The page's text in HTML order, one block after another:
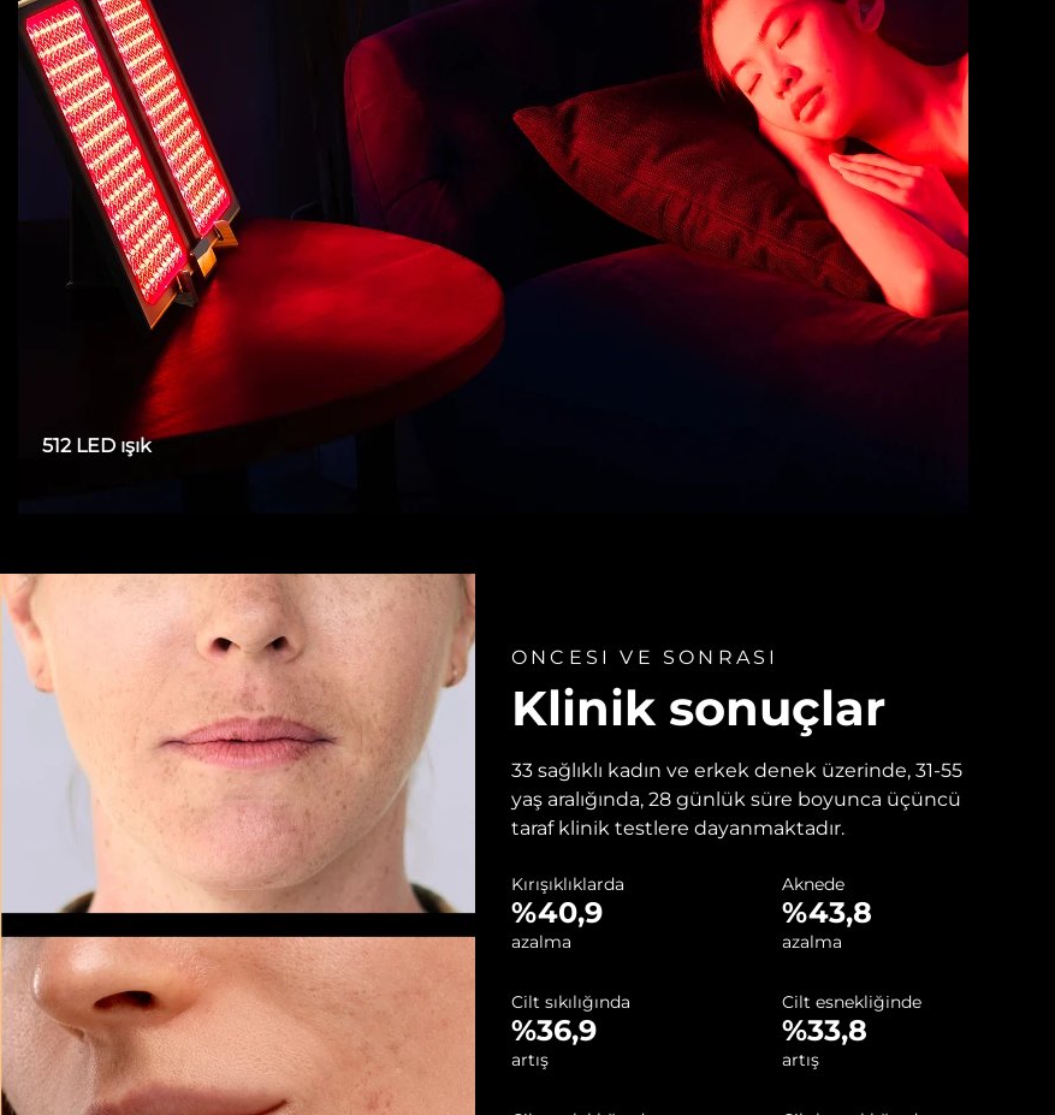
512 LED ışık
ONCESI VE SONRASI
Klinik sonuçlar
33 sağlıklı kadın ve erkek denek üzerinde, 31-55
yaş aralığında, 28 günlük süre boyunca üçüncü
taraf klinik testlere dayanmaktadır.
Kırışıklıklarda
%40,9
azalma
Aknede
%43,8
azalma
Cilt sıkılığında
%36,9
artış
Cilt esnekliğinde
%33,8
artış